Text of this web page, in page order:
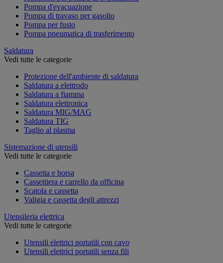
Pompa d'evacuazione
Pompa di travaso per gasolio
Pompa per fusto
Pompa pneumatica di trasferimento
Saldatura
Vedi tutte le categorie
Protezione dell'ambiente di saldatura
Saldatura a elettrodo
Saldatura a fiamma
Saldatura elettronica
Saldatura MIG/MAG
Saldatura TIG
Taglio al plasma
Sistemazione di utensili
Vedi tutte le categorie
Cassetta e borsa
Cassettiera e carrello da officina
Scatola e cassetta
Valigia e cassetta degli attrezzi
Utensileria elettrica
Vedi tutte le categorie
Utensili elettrici portatili con cavo
Utensili elettrici portatili senza fili